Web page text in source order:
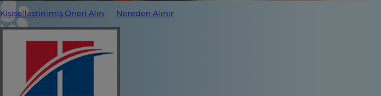
Kişiselleştirilmiş Öneri Alın Nereden Alınır